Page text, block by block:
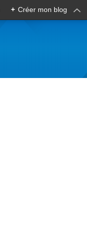
+ Créer mon blog